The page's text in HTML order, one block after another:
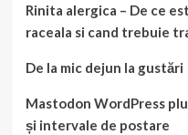
Rinita alergica – De ce
raceala si cand trebuie
De la mic dejun la gustări
Mastodon WordPress
și intervale de postare